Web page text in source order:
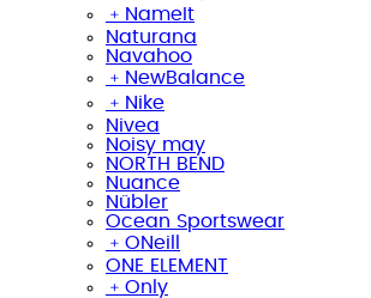
﹢ NameIt
Naturana
Navahoo
﹢ NewBalance
﹢ Nike
Nivea
Noisy may
NORTH BEND
Nuance
Nübler
Ocean Sportswear
﹢ ONeill
ONE ELEMENT
﹢ Only